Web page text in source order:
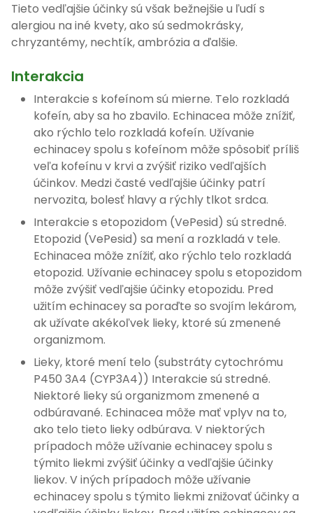
Tieto vedľajšie účinky sú však bežnejšie u ľudí s
alergiou na iné kvety, ako sú sedmokrásky,
chryzantémy, nechtík, ambrózia a ďalšie.
Interakcia
Interakcie s kofeínom sú mierne. Telo rozkladá
kofeín, aby sa ho zbavilo. Echinacea môže znížiť,
ako rýchlo telo rozkladá kofeín. Užívanie
echinacey spolu s kofeínom môže spôsobiť príliš
veľa kofeínu v krvi a zvýšiť riziko vedľajších
účinkov. Medzi časté vedľajšie účinky patrí
nervozita, bolesť hlavy a rýchly tlkot srdca.
Interakcie s etopozidom (VePesid) sú stredné.
Etopozid (VePesid) sa mení a rozkladá v tele.
Echinacea môže znížiť, ako rýchlo telo rozkladá
etopozid. Užívanie echinacey spolu s etopozidom
môže zvýšiť vedľajšie účinky etopozidu. Pred
užitím echinacey sa poraďte so svojím lekárom,
ak užívate akékoľvek lieky, ktoré sú zmenené
organizmom.
Lieky, ktoré mení telo (substráty cytochrómu
P450 3A4 (CYP3A4)) Interakcie sú stredné.
Niektoré lieky sú organizmom zmenené a
odbúravané. Echinacea môže mať vplyv na to,
ako telo tieto lieky odbúrava. V niektorých
prípadoch môže užívanie echinacey spolu s
týmito liekmi zvýšiť účinky a vedľajšie účinky
liekov. V iných prípadoch môže užívanie
echinacey spolu s týmito liekmi znižovať účinky a